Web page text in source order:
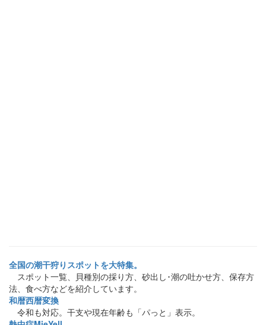
全国の潮干狩りスポットを大特集。
スポット一覧、貝種別の採り方、砂出し･潮の吐かせ方、保存方
法、食べ方などを紹介しています。
和暦西暦変換
令和も対応。干支や現在年齢も「パっと」表示。